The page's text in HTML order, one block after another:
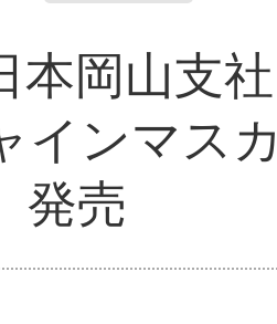
本岡山支
インマス
発売